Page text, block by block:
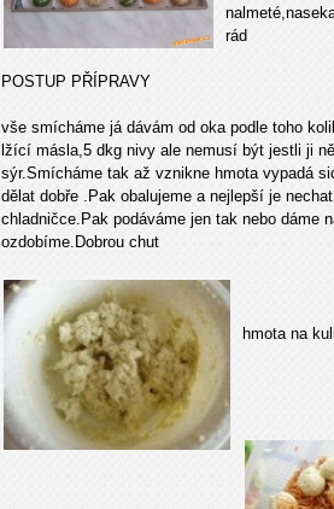
rád
POSTUP PŘÍPRAVY
vše smícháme já dávám od oka podle toho
lžící másla,5 dkg nivy ale nemusí být jestli ji
sýr.Smícháme tak až vznikne hmota vypadá
dělat dobře .Pak obalujeme a nejlepší je
chladničce.Pak podáváme jen tak nebo dáme
ozdobíme.Dobrou chut
hmota na